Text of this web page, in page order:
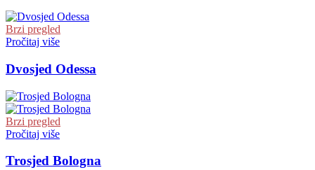
Brzi pregled
Pročitaj više
Dvosjed Odessa
Brzi pregled
Pročitaj više
Trosjed Bologna